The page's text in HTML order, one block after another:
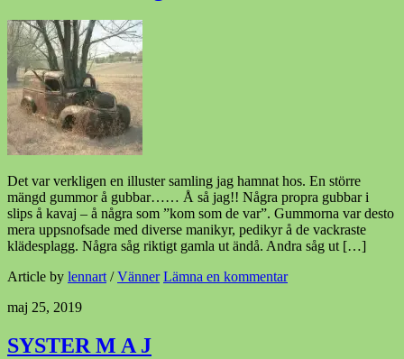
Det var verkligen en illuster samling jag hamnat hos. En större
mängd gummor å gubbar…… Å så jag!! Några propra gubbar i
slips å kavaj – å några som ”kom som de var”. Gummorna var desto
mera uppsnofsade med diverse manikyr, pedikyr å de vackraste
klädesplagg. Några såg riktigt gamla ut ändå. Andra såg ut […]
Article by lennart /Vänner Lämna en kommentar
maj 25, 2019
SYSTER M A J